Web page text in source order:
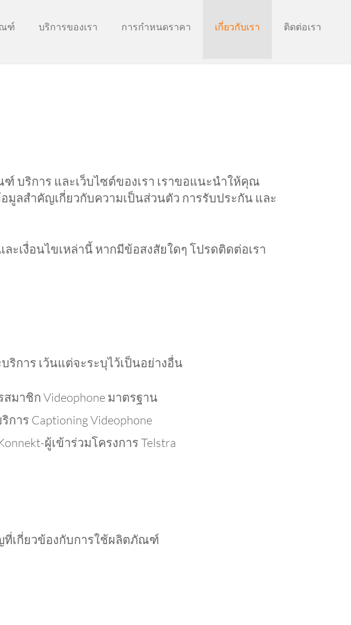
ฑ์ บริการของเรา การกำหนดราคา เกี่ยวกับเรา ติดต่อเรา
ริการ และเว็บไซต์ของเรา เราขอแนะนำให้คุณ
ลสำคัญเกี่ยวกับความเป็นส่วนตัว การรับประกัน และ
เงื่อนไขเหล่านี้ หากมีข้อสงสัยใดๆ โปรดติดต่อเรา
การ เว้นแต่จะระบุไว้เป็นอย่างอื่น
มาชิก Videophone มาตรฐาน
าร Captioning Videophone
ผู้เข้าร่วมโครงการ Telstra
เกี่ยวข้องกับการใช้ผลิตภัณฑ์